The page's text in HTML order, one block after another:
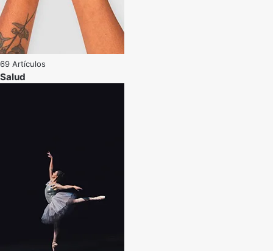
69 Artículos
Salud